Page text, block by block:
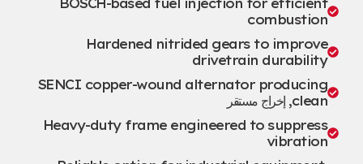
BOSCH-based fuel injection for efficient
combustion
Hardened nitrided gears to improve
drivetrain durability
SENCI copper-wound alternator producing
clean, إخراج مستقر
Heavy-duty frame engineered to suppress
vibration